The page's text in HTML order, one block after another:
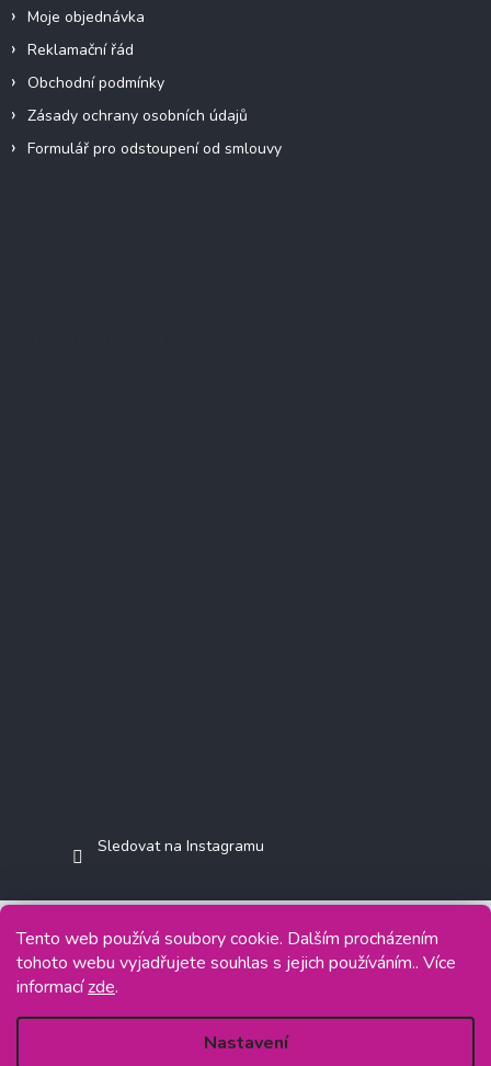
Tento web používá soubory cookie. Dalším procházením
tohoto webu vyjadřujete souhlas s jejich používáním.. Více
informacízde.
Nastavení
Moje objednávka
Reklamační řád
Obchodní podmínky
Zásady ochrany osobních údajů
Formulář pro odstoupení od smlouvy
Sledovat na Instagramu
Copyright 2026Jasminkashop.cz. Všechna práva vyhrazena.